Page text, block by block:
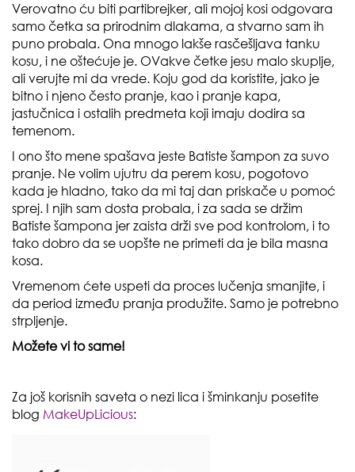
Verovatno ću biti partibrejker, ali mojoj kosi odgovara
samo četka sa prirodnim dlakama, a stvarno sam ih
puno probala. Ona mnogo lakše rasčešljava tanku
kosu, i ne oštećuje je. OVakve četke jesu malo skuplje,
ali verujte mi da vrede. Koju god da koristite, jako je
bitno i njeno često pranje, kao i pranje kapa,
jastučnica i ostalih predmeta koji imaju dodira sa
temenom.
I ono što mene spašava jeste Batiste šampon za suvo
pranje. Ne volim ujutru da perem kosu, pogotovo
kada je hladno, tako da mi taj dan priskače u pomoć
sprej. I njih sam dosta probala, i za sada se držim
Batiste šampona jer zaista drži sve pod kontrolom, i to
tako dobro da se uopšte ne primeti da je bila masna
kosa.
Vremenom ćete uspeti da proces lučenja smanjite, i
da period između pranja produžite. Samo je potrebno
strpljenje.
Možete vi to same!
Za još korisnih saveta o nezi lica i šminkanju posetite
blog MakeUpLicious: